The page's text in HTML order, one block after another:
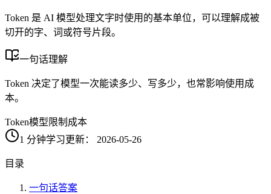
Token 是 AI 模型处理文字时使用的基本单位，可以理解成被
切开的字、词或符号片段。
一句话理解
Token 决定了模型一次能读多少、写多少，也常影响使用成
本。
Token模型限制 成本
1 分钟学习更新： 2026-05-26
目录
一句话答案